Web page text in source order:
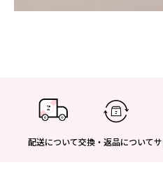
配送について交換・返品について